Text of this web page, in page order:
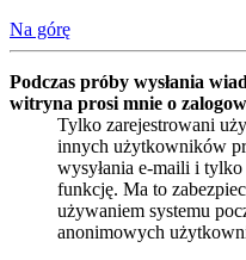
Na górę
Podczas próby wysłania
witryna prosi mnie o
Tylko zarejestrowani
innych użytkowników
wysyłania e-maili i tylko
funkcję. Ma to
używaniem systemu
anonimowych